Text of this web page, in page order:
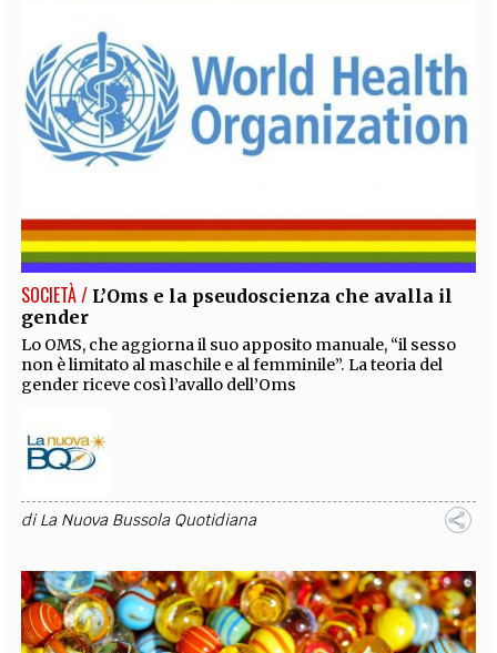
SOCIETÀ / L’Oms e la pseudoscienza che avalla il
gender
Lo OMS, che aggiorna il suo apposito manuale, “il sesso
non è limitato al maschile e al femminile”. La teoria del
gender riceve così l’avallo dell’Oms
diLa Nuova Bussola Quotidiana